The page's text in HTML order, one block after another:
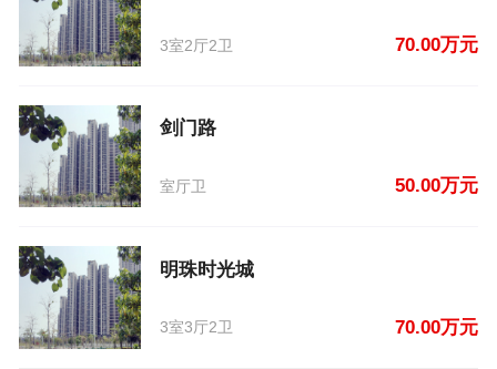
3室2厅2卫 70.00万元
剑门路
室厅卫 50.00万元
明珠时光城
3室3厅2卫 70.00万元